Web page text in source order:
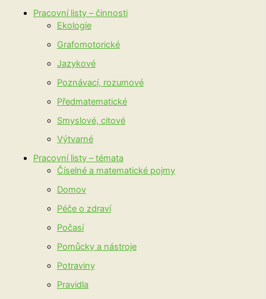
Pracovní listy – činnosti
Ekologie
Grafomotorické
Jazykové
Poznávací, rozumové
Předmatematické
Smyslové, citové
Výtvarné
Pracovní listy – témata
Číselné a matematické pojmy
Domov
Péče o zdraví
Počasí
Pomůcky a nástroje
Potraviny
Pravidla